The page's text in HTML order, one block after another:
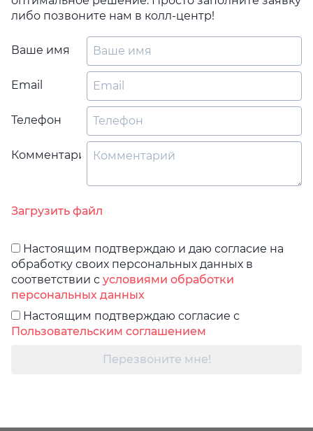
либо позвоните нам в колл-центр!
Ваше имя
Email
Телефон
Комментарий
Загрузить файл
Настоящим подтверждаю и даю согласие на
обработку своих персональных данных в
соответствии с условиями обработки
персональных данных
Настоящим подтверждаю согласие с
Пользовательским соглашением
Перезвоните мне!